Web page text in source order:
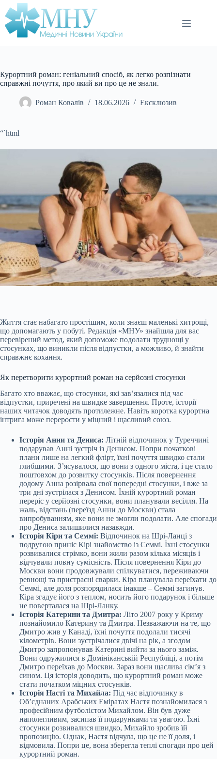
Перейти
до
вмісту
Курортний роман: геніальний спосіб, як легко розпізнати
справжні почуття, про який ви про це не знали.
Роман Ковалів 18.06.2026 Ексклюзив
“`html
Життя стає набагато простішим, коли знаєш маленькі хитрощі,
що допомагають у побуті. Редакція «МНУ» знайшла для вас
перевірений метод, який допоможе подолати труднощі у
стосунках, що виникли після відпустки, а можливо, й знайти
справжнє кохання.
Як перетворити курортний роман на серйозні стосунки
Багато хто вважає, що стосунки, які зав’язалися під час
відпустки, приречені на швидке завершення. Проте, історії
наших читачок доводять протилежне. Навіть коротка курортна
інтрига може перерости у міцний і щасливий союз.
Історія Анни та Дениса: Літній відпочинок у Туреччині
подарував Анні зустріч із Денисом. Попри початкові
плани лише на легкий флірт, їхні почуття швидко стали
глибшими. З’ясувалося, що вони з одного міста, і це стало
поштовхом до розвитку стосунків. Після повернення
додому Анна розірвала свої попередні стосунки, і вже за
три дні зустрілася з Денисом. Їхній курортний роман
переріс у серйозні стосунки, вони планували весілля. На
жаль, відстань (переїзд Анни до Москви) стала
випробуванням, яке вони не змогли подолати. Але спогади
про Дениса залишилися назавжди.
Історія Кіри та Семмі: Відпочинок на Шрі-Ланці з
подругою приніс Кірі знайомство із Семмі. Їхні стосунки
розвивалися стрімко, вони жили разом кілька місяців і
відчували повну сумісність. Після повернення Кіри до
Москви вони продовжували спілкуватися, переживаючи
ревнощі та пристрасні сварки. Кіра планувала переїхати до
Семмі, але доля розпорядилася інакше – Семмі загинув.
Кіра згадує його з теплом, носить його подарунок і більше
не поверталася на Шрі-Ланку.
Історія Катерини та Дмитра: Літо 2007 року у Криму
познайомило Катерину та Дмитра. Незважаючи на те, що
Дмитро жив у Канаді, їхні почуття подолали тисячі
кілометрів. Вони зустрічалися двічі на рік, а згодом
Дмитро запропонував Катерині вийти за нього заміж.
Вони одружилися в Домініканській Республіці, а потім
Дмитро переїхав до Москви. Зараз вони щаслива сім’я з
сином. Ця історія доводить, що курортний роман може
стати початком міцних стосунків.
Історія Насті та Михайла: Під час відпочинку в
Об’єднаних Арабських Еміратах Настя познайомилася з
професійним футболістом Михайлом. Він був дуже
наполегливим, засипав її подарунками та увагою. Їхні
стосунки розвивалися швидко, Михайло зробив їй
пропозицію. Однак, Настя відчула, що це не її доля, і
відмовила. Попри це, вона зберегла теплі спогади про цей
курортний роман.